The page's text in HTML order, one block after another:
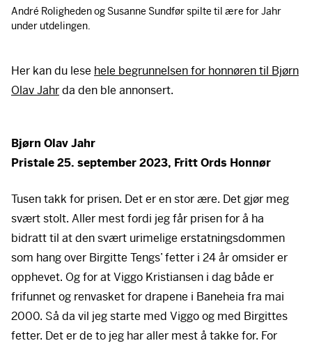
André Roligheden og Susanne Sundfør spilte til ære for Jahr
under utdelingen.
Her kan du lese hele begrunnelsen for honnøren til Bjørn
Olav Jahrda den ble annonsert.
Her ligger det en video
For å se innholdet må du først akseptere cookies. Du
Godta cookies
Bjørn Olav Jahr
Pristale 25. september 2023, Fritt Ords Honnør
Tusen takk for prisen. Det er en stor ære. Det gjør meg
svært stolt. Aller mest fordi jeg får prisen for å ha
bidratt til at den svært urimelige erstatningsdommen
som hang over Birgitte Tengs’ fetter i 24 år omsider er
opphevet. Og for at Viggo Kristiansen i dag både er
frifunnet og renvasket for drapene i Baneheia fra mai
2000. Så da vil jeg starte med Viggo og med Birgittes
fetter. Det er de to jeg har aller mest å takke for. For